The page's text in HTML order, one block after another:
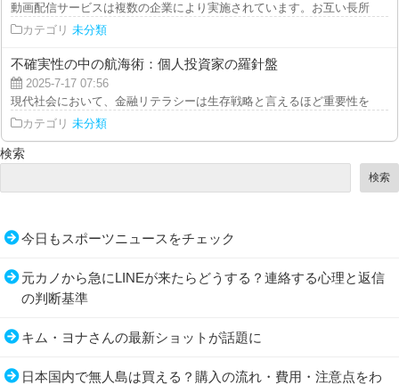
動画配信サービスは複数の企業により実施されています。お互い長所であ
カテゴリ 未分類
不確実性の中の航海術：個人投資家の羅針盤
2025-7-17 07:56
現代社会において、金融リテラシーは生存戦略と言えるほど重要性を増し
カテゴリ 未分類
検索
検索
今日もスポーツニュースをチェック
元カノから急にLINEが来たらどうする？連絡する心理と返信
の判断基準
キム・ヨナさんの最新ショットが話題に
日本国内で無人島は買える？購入の流れ・費用・注意点をわ